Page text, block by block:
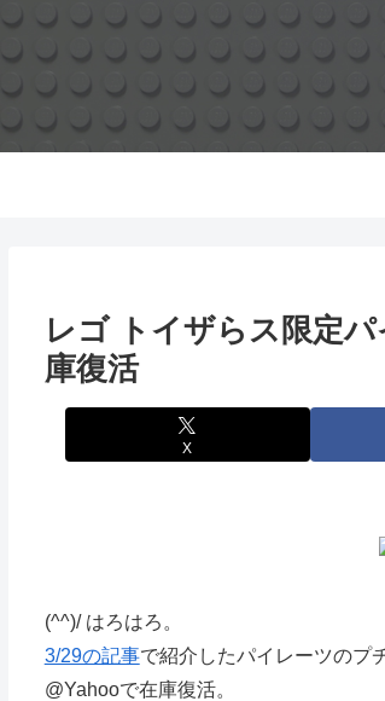
レゴ トイザらス限定
庫復活
X
(^^)/ はろはろ。
3/29の記事で紹介したパイレーツのプ
@Yahooで在庫復活。